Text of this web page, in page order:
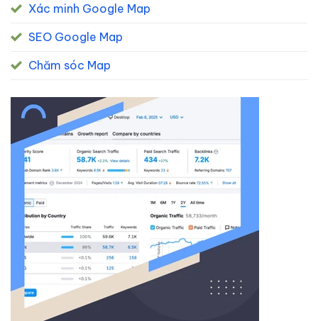
Xác minh Google Map
SEO Google Map
Chăm sóc Map